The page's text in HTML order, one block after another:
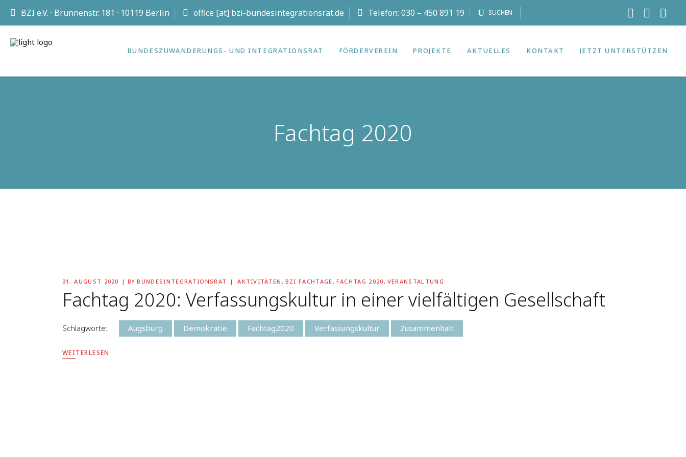
BZI e.V. · Brunnenstr. 181 · 10119 Berlin office [at] bzi-bundesintegrationsrat.de Telefon: 030 – 450 891 19 SUCHEN
BUNDES­ZUWANDERUNGS- UND INTEGRATIONS­RAT FÖRDERVEREIN PROJEKTE AKTUELLES KONTAKT JETZT UNTERSTÜTZEN
Fachtag 2020
31. AUGUST 2020 BYBUNDESINTEGRATIONSRAT AKTIVITÄTEN , BZI FACHTAGE, FACHTAG 2020, VERANSTALTUNG
Fachtag 2020: Verfassungskultur in einer vielfältigen Gesellschaft
Schlagworte: Augsburg Demokratie Fachtag2020 Verfassungskultur Zusammenhalt
WEITERLESEN